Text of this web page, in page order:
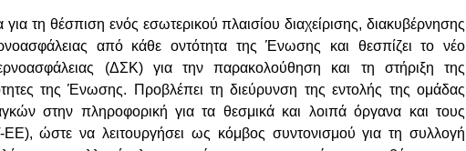
για τη θέσπιση ενός εσωτερικού πλαισίου διαχείρισης, διακυβέρνησης
από κάθε οντότητα της Ένωσης και θεσπίζει το νέο
(ΔΣΚ) για την παρακολούθηση και τη στήριξη της
της Ένωσης. Προβλέπει τη διεύρυνση της εντολής της ομάδας
στην πληροφορική για τα θεσμικά και λοιπά όργανα και τους
ώστε να λειτουργήσει ως κόμβος συντονισμού για τη συλλογή